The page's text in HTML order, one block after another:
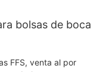
bolsas de boca